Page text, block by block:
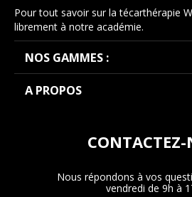
Pour tout savoir sur la técarthérapie
librement à notre académie.
NOS GAMMES :
A PROPOS
CONTACTEZ-
Nous répondons à vos
vendredi de 9h à